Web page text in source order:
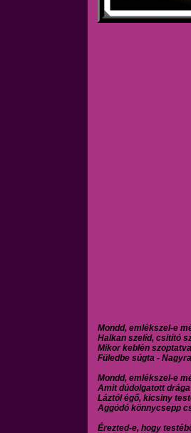
Mondd, emlékszel-e
Halkan szelíd, csitító
Mikor keblén
Füledbe súgta -
Mondd, emlékszel-e
Amit dúdolgatott
Láztól égő, kicsiny
Aggódó könnycsepp
Érezted-e, hogy